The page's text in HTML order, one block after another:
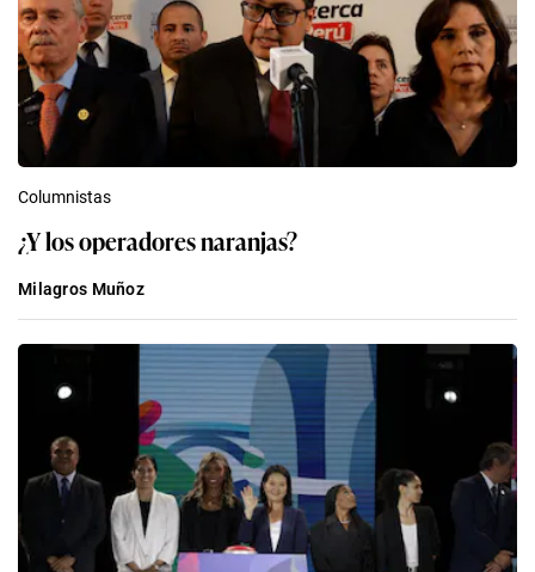
Columnistas
¿Y los operadores naranjas?
Milagros Muñoz